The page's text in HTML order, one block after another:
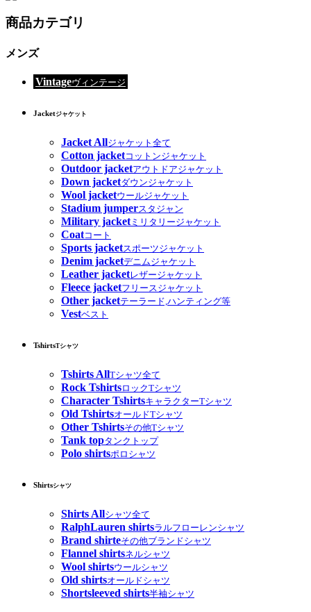
商品カテゴリ
メンズ
Vintageヴィンテージ
Jacketジャケット
Jacket Allジャケット全て
Cotton jacketコットンジャケット
Outdoor jacketアウトドアジャケット
Down jacketダウンジャケット
Wool jacketウールジャケット
Stadium jumperスタジャン
Military jacketミリタリージャケット
Coatコート
Sports jacketスポーツジャケット
Denim jacketデニムジャケット
Leather jacketレザージャケット
Fleece jacketフリースジャケット
Other jacketテーラード,ハンティング等
Vestベスト
TshirtsTシャツ
Tshirts AllTシャツ全て
Rock TshirtsロックTシャツ
Character TshirtsキャラクターTシャツ
Old TshirtsオールドTシャツ
Other Tshirtsその他Tシャツ
Tank topタンクトップ
Polo shirtsポロシャツ
Shirtsシャツ
Shirts Allシャツ全て
RalphLauren shirtsラルフローレンシャツ
Brand shirteその他ブランドシャツ
Flannel shirtsネルシャツ
Wool shirtsウールシャツ
Old shirtsオールドシャツ
Shortsleeved shirts半袖シャツ